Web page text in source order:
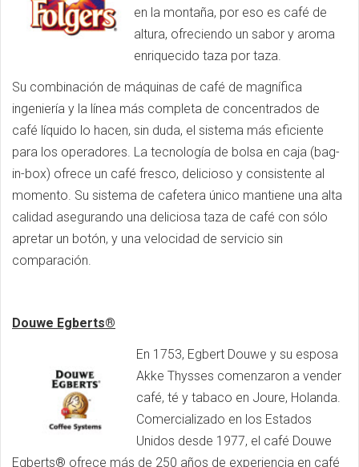
en la montaña, por eso es café de
altura, ofreciendo un sabor y aroma
enriquecido taza por taza.
Su combinación de máquinas de café de magnífica
ingeniería y la línea más completa de concentrados de
café líquido lo hacen, sin duda, el sistema más eficiente
para los operadores. La tecnología de bolsa en caja (bag-
in-box) ofrece un café fresco, delicioso y consistente al
momento. Su sistema de cafetera único mantiene una alta
calidad asegurando una deliciosa taza de café con sólo
apretar un botón, y una velocidad de servicio sin
comparación.
Douwe Egberts®
En 1753, Egbert Douwe y su esposa
Akke Thysses comenzaron a vender
café, té y tabaco en Joure, Holanda.
Comercializado en los Estados
Unidos desde 1977, el café Douwe
Egberts® ofrece más de 250 años de experiencia en café